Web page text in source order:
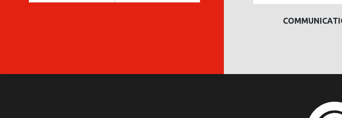
COMMUNICATIONES 421